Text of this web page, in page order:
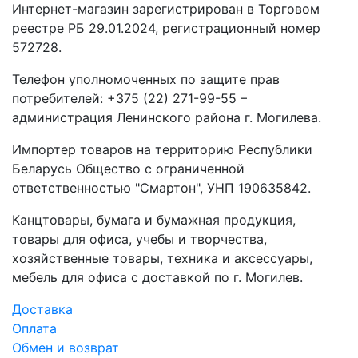
Интернет-магазин зарегистрирован в Торговом
реестре РБ 29.01.2024, регистрационный номер
572728.
Телефон уполномоченных по защите прав
потребителей: +375 (22) 271-99-55 –
администрация Ленинского района г. Могилева.
Импортер товаров на территорию Республики
Беларусь Общество с ограниченной
ответственностью "Смартон", УНП 190635842.
Канцтовары, бумага и бумажная продукция,
товары для офиса, учебы и творчества,
хозяйственные товары, техника и аксессуары,
мебель для офиса с доставкой по г. Могилев.
Доставка
Оплата
Обмен и возврат